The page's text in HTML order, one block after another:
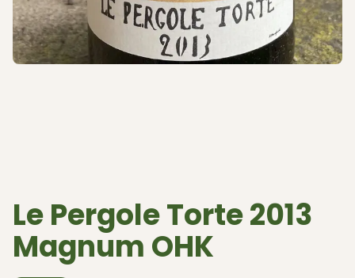
Le Pergole Torte 2013
Magnum OHK